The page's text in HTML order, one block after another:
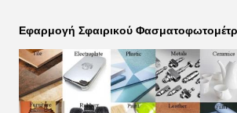
Εφαρμογή Σφαιρικού